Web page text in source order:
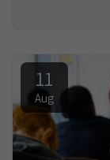
11
Aug